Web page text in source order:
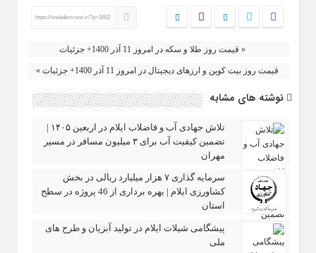
https://nodademrooz.ir/?p=1652
« قیمت روز طلا و سکه در امروز 11 آذر 1400+ جزئیات
قیمت روز بیت کوین و ارزهای دیجیتال در امروز 11 آذر 1400+ جزئیات »
نوشته های مشابه
تلاش جهادی آب و فاضلاب ایلام در اربعین ۱۴۰۵ |
تضمین کیفیت آب برای ۳ میلیون مسافر در مسیر
مهران
سرمایه‌ گذاری ۷ هزار میلیارد ریالی در بخش
کشاورزی ایلام | بهره‌ برداری از 46 پروژه در سطح
استان
پیشگامی شیلات ایلام در تولید آبزیان و طرح‌ های
ملی